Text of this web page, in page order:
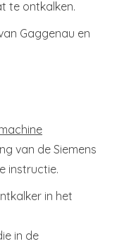
te ontkalken.
Gaggenau en
van de Siemens
instructie.
in het
in de